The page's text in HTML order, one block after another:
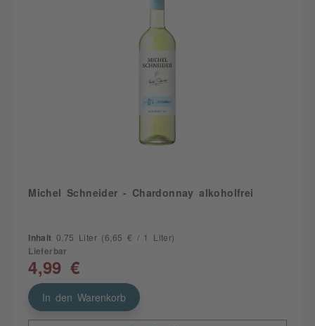
Michel Schneider - Chardonnay alkoholfrei
Inhalt 0.75 Liter (6,65 € / 1 Liter)
Lieferbar
4,99 €
In den Warenkorb